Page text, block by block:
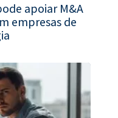
apoiar M&A
empresas de